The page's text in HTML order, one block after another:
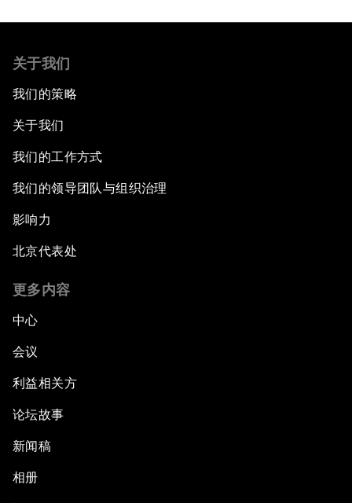
关于我们
我们的策略
关于我们
我们的工作方式
我们的领导团队与组织治理
影响力
北京代表处
更多内容
中心
会议
利益相关方
论坛故事
新闻稿
相册